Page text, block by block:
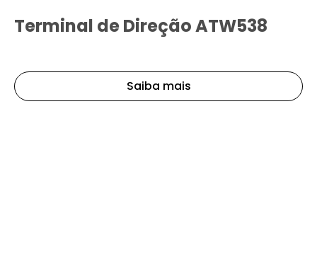
Terminal de Direção ATW538
Saiba mais